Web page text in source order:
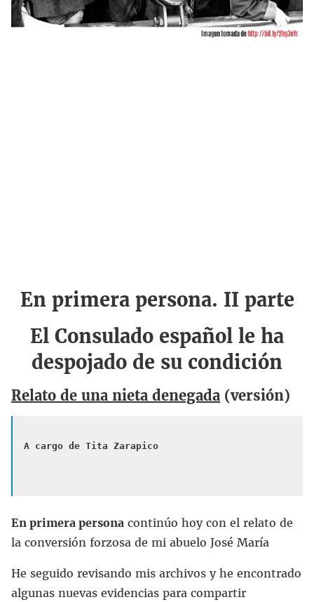
En primera persona. II parte
El Consulado español le ha
despojado de su condición
Relato de una nieta denegada (versión)
A cargo de Tita Zarapico
En primera persona continúo hoy con el relato de
la conversión forzosa de mi abuelo José María
He seguido revisando mis archivos y he encontrado
algunas nuevas evidencias para compartir